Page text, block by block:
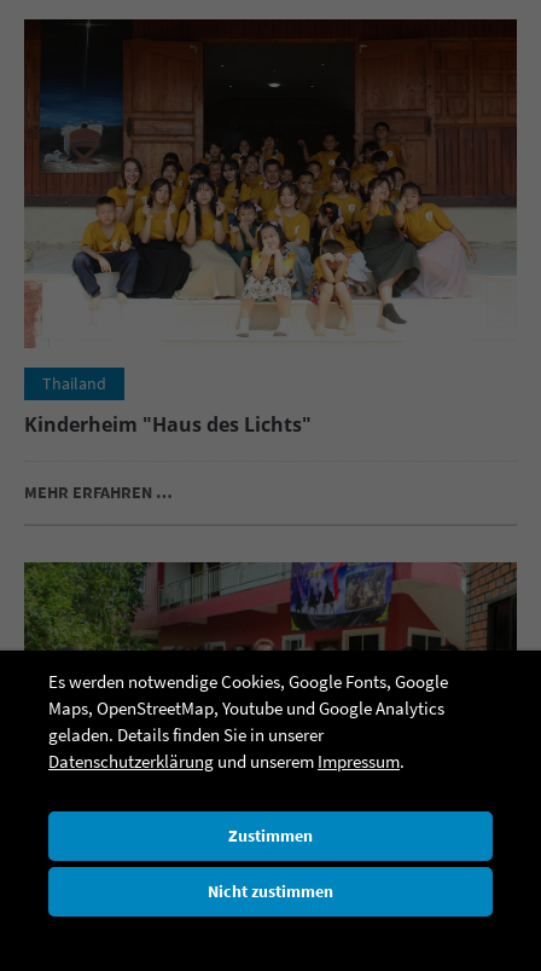
Thailand
Kinderheim "Haus des Lichts"
MEHR ERFAHREN …
Kambodscha
Kinderheim "Jesu Licht"
Es werden notwendige Cookies, Google Fonts, Google
Maps, OpenStreetMap, Youtube und Google Analytics
geladen. Details finden Sie in unserer
Datenschutzerklärung und unserem Impressum.
Zustimmen
Nicht zustimmen